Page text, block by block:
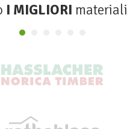
I MIGLIORI materiali